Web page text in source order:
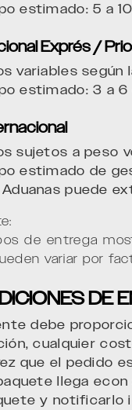
estimado: 5 a
Exprés /
variables según
estimado: 3 a 6
sujetos a peso
estimado de
Aduanas puede
de entrega
variar por
DE
debe
cualquier
que el pedido
llega
y notificarlo